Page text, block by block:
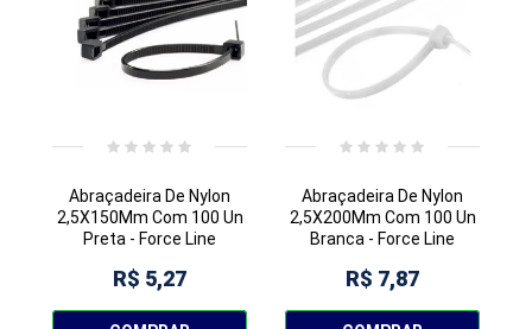
Abraçadeira De Nylon
2,5X150Mm Com 100 Un
Preta - Force Line
R$ 5,27
Abraçadeira De Nylon
2,5X200Mm Com 100 Un
Branca - Force Line
R$ 7,87